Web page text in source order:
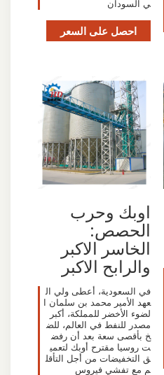
ي السودان
احصل على السعر
اوبك وحرب
الحصص:
الخاسر الاكبر
والرابح الاكبر
في السعودية، أعطى ولي ال
عهد الأمير محمد بن سلمان ا
لضوء الأخضر للمملكة، أكبر
مصدر للنفط في العالم، للض
خ بأقصى سعة بعد أن رفض
ت روسيا مقترح أوبك لتعمي
ق التخفيضات من أجل التأقل
م مع تفشي فيروس